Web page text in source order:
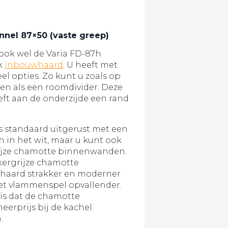
87×50 (vaste greep)
wel de Varia FD-87h
inbouwhaard. U heeft met
opties. Zo kunt u zoals op
als een roomdivider. Deze
aan de onderzijde een rand
standaard uitgerust met een
in het wit, maar u kunt ook
chamotte binnenwanden.
chamotte
strakker en moderner
vlammenspel opvallender.
dat de chamotte
bij de kachel